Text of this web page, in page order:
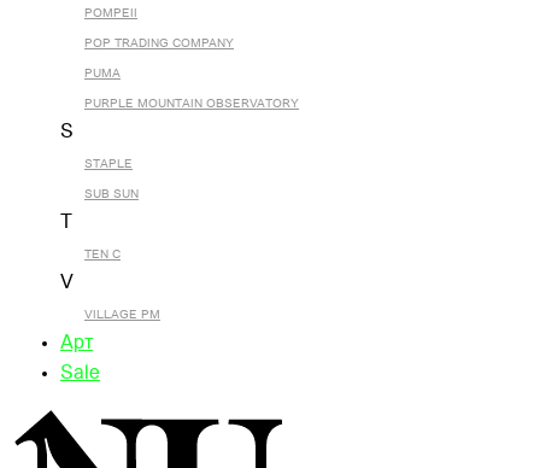
POMPEII
POP TRADING COMPANY
PUMA
PURPLE MOUNTAIN OBSERVATORY
S
STAPLE
SUB SUN
TEN C
V
VILLAGE PM
Арт
Sale